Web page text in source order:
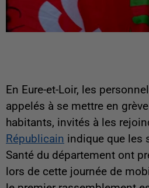
En Eure-et-Loir, les
appelés à se mettre en
habitants, invités à les
Républicain indique que les
Santé du département ont
lors de cette journée de